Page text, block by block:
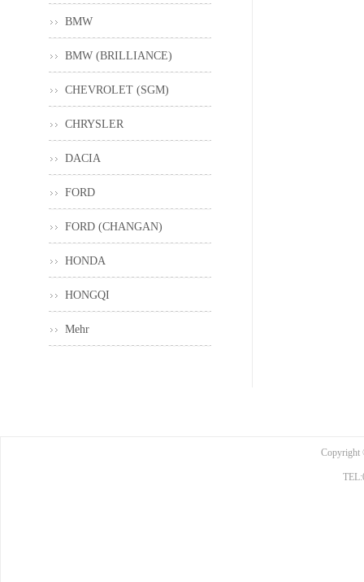
BMW
BMW (BRILLIANCE)
CHEVROLET (SGM)
CHRYSLER
DACIA
FORD
FORD (CHANGAN)
HONDA
HONGQI
Mehr
Copyright